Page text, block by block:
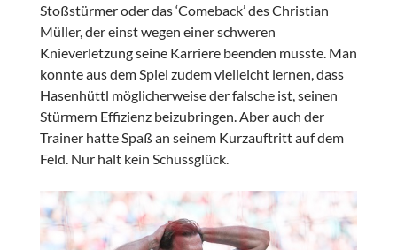
Stoßstürmer oder das ‘Comeback’ des Christian
Müller, der einst wegen einer schweren
Knieverletzung seine Karriere beenden musste. Man
konnte aus dem Spiel zudem vielleicht lernen, dass
Hasenhüttl möglicherweise der falsche ist, seinen
Stürmern Effizienz beizubringen. Aber auch der
Trainer hatte Spaß an seinem Kurzauftritt auf dem
Feld. Nur halt kein Schussglück.